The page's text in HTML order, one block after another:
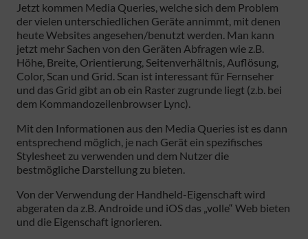
Jetzt kommen Media Queries, welche sich dem Problem
der vielen unterschiedlichen Geräte annimmt, mit denen
heute Websites angesehen/benutzt werden. Man kann
jetzt mehr Sachen von den Geräten Abfragen wie z.B.
Höhe, Breite, Orientierung, Seitenverhältnis, Auflösung,
Color, Scan und Grid. Scan ist interessant für Fernseher
und das Grid gibt an ob ein Raster zugrunde liegt (z.b. bei
dem Kommandozeilenbrowser Lync).
Mit den Informationen aus den Media Queries ist es dann
entsprechend möglich, je nach Gerät ein spezifisches
Stylesheet zu verwenden und dem Nutzer die
bestmögliche Darstellung zu bieten.
Von der Verwendung der Handheld-Eigenschaft wird
abgeraten da z.B. Androide und iOS das „volle“ Web bieten
und die Eigenschaft ignorieren.